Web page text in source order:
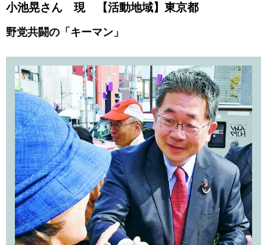
小池晃さん 現 【活動地域】東京都
野党共闘の「キーマン」